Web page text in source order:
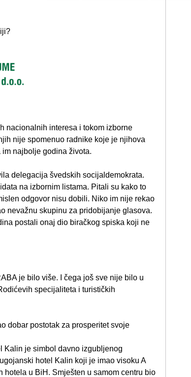
nacionalnih interesa i tokom izborne
nije spomenuo radnike koje je njihova
najbolje godina života.
delegacija švedskih socijaldemokrata.
na izbornim listama. Pitali su kako to
odgovor nisu dobili. Niko im nije rekao
nevažnu skupinu za pridobijanje glasova.
postali onaj dio biračkog spiska koji ne
je bilo više. I čega još sve nije bilo u
specijaliteta i turističkih
dobar postotak za prosperitet svoje
Kalin je simbol davno izgubljenog
hotel Kalin koji je imao visoku A
u BiH. Smješten u samom centru bio